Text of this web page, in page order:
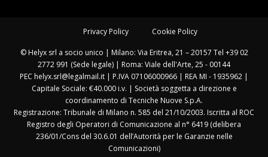
Privacy Policy Cookie Policy
© Helyx srl a socio unico | Milano: Via Eritrea, 21 – 20157 Tel +39 02
2772 991 (Sede legale) | Roma: Viale dell'Arte, 25 - 00144
PEC helyx.srl@legalmail.it | P.IVA 07106000966 | REA MI - 1935962 |
Capitale Sociale: €40.000 i.v. | Società soggetta a direzione e
coordinamento di Tecniche Nuove S.p.A.
Registrazione: Tribunale di Milano n. 585 del 21/10/2003. Iscritta al ROC
Registro degli Operatori di Comunicazione al n° 6419 (delibera
236/01/Cons del 30.6.01 dell’Autorità per le Garanzie nelle
Comunicazioni)